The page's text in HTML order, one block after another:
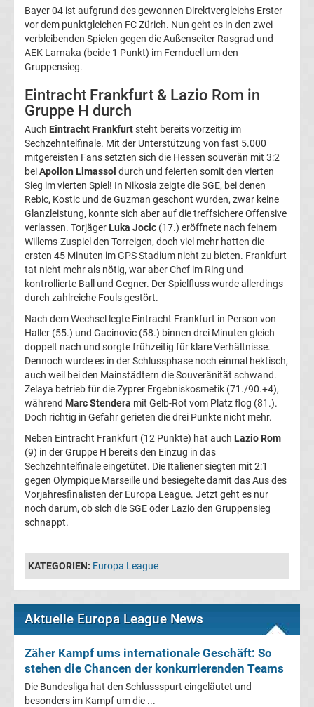
Transfergerüchte
Transferticker
-
Meldungen
vom
Transfermarkt
Trainerentlassungen
Bundesliga
Porträts
Fußballklubs
Europa
League
Europa
League
Meister
Liste
Europa
League
Bayer 04 ist aufgrund des gewonnen Direktvergleichs Erster
vor dem punktgleichen FC Zürich. Nun geht es in den zwei
verbleibenden Spielen gegen die Außenseiter Rasgrad und
AEK Larnaka (beide 1 Punkt) im Fernduell um den
Gruppensieg.
Eintracht Frankfurt & Lazio Rom in
Gruppe H durch
Auch Eintracht Frankfurtsteht bereits vorzeitig im
Sechzehntelfinale. Mit der Unterstützung von fast 5.000
mitgereisten Fans setzten sich die Hessen souverän mit 3:2
beiApollon Limassol durch und feierten somit den vierten
Sieg im vierten Spiel! In Nikosia zeigte die SGE, bei denen
Rebic, Kostic und de Guzman geschont wurden, zwar keine
Glanzleistung, konnte sich aber auf die treffsichere Offensive
verlassen. Torjäger Luka Jocic (17.) eröffnete nach feinem
Willems-Zuspiel den Torreigen, doch viel mehr hatten die
ersten 45 Minuten im GPS Stadium nicht zu bieten. Frankfurt
tat nicht mehr als nötig, war aber Chef im Ring und
kontrollierte Ball und Gegner. Der Spielfluss wurde allerdings
durch zahlreiche Fouls gestört.
Nach dem Wechsel legte Eintracht Frankfurt in Person von
Haller (55.) und Gacinovic (58.) binnen drei Minuten gleich
doppelt nach und sorgte frühzeitig für klare Verhältnisse.
Dennoch wurde es in der Schlussphase noch einmal hektisch,
auch weil bei den Mainstädtern die Souveränität schwand.
Zelaya betrieb für die Zyprer Ergebniskosmetik (71./90.+4),
während Marc Stendera mit Gelb-Rot vom Platz flog (81.).
Doch richtig in Gefahr gerieten die drei Punkte nicht mehr.
Neben Eintracht Frankfurt (12 Punkte) hat auch Lazio Rom
(9) in der Gruppe H bereits den Einzug in das
Sechzehntelfinale eingetütet. Die Italiener siegten mit 2:1
gegen Olympique Marseille und besiegelte damit das Aus des
Vorjahresfinalisten der Europa League. Jetzt geht es nur
noch darum, ob sich die SGE oder Lazio den Gruppensieg
schnappt.
KATEGORIEN: Europa League
Aktuelle Europa League News
Zäher Kampf ums internationale Geschäft: So
stehen die Chancen der konkurrierenden Teams
Die Bundesliga hat den Schlussspurt eingeläutet und
besonders im Kampf um die ...